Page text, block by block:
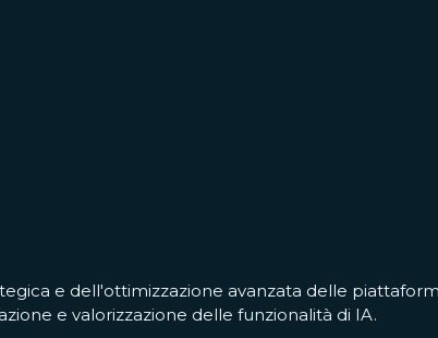
e dell'ottimizzazione avanzata delle
e valorizzazione delle funzionalità di IA.